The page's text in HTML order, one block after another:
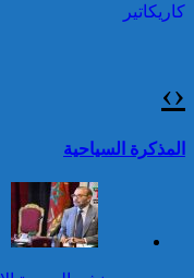
بالمناطق الحضرية خلال
عيد العرش: برقية تهنئة
تقرير: 67,7% من
وضعية إعاقة لم يبلغوا أي
كاريكاتير
كاريكاتير
‹
›
المذكرة السياحية